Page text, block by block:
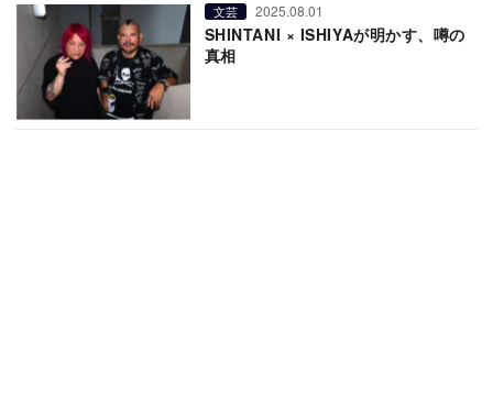
文芸 2025.08.01
SHINTANI × ISHIYAが明かす、噂の
真相